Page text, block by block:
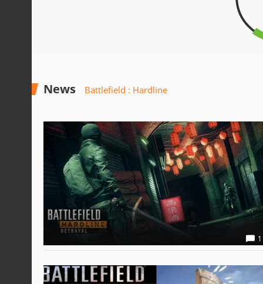
News Battlefield : Hardline
1